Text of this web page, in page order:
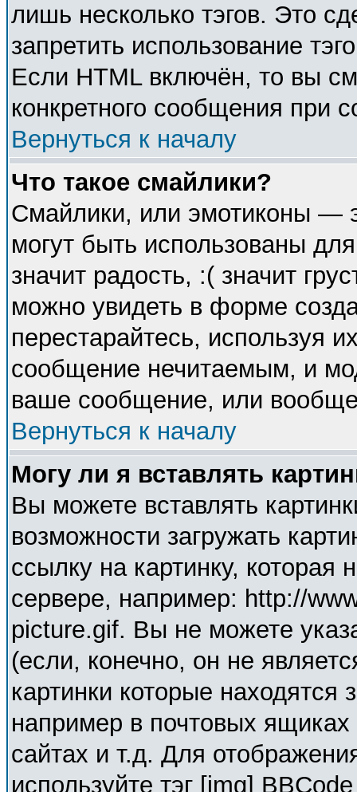
лишь несколько тэгов. Это
запретить использование
Если HTML включён, то вы
конкретного сообщения при
Вернуться к началу
Что такое смайлики?
Смайлики, или эмотиконы —
могут быть использованы
значит радость, :( значит
можно увидеть в форме
перестарайтесь, используя
сообщение нечитаемым, и
ваше сообщение, или вообще
Вернуться к началу
Могу ли я вставлять
Вы можете вставлять
возможности загружать
ссылку на картинку,
сервере, например: http://
picture.gif. Вы не можете
(если, конечно, он не
картинки которые
например в почтовых
сайтах и т.д. Для
используйте тэг [img]